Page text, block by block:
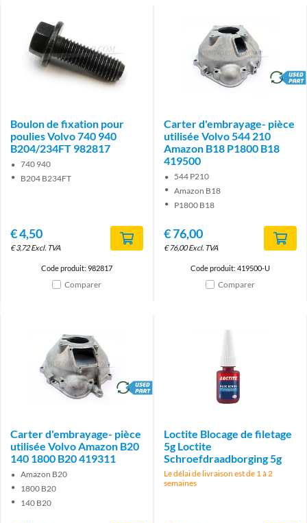
Boulon de fixation pour
poulies Volvo 740 940
B204/234FT 982817
740 940
B204 B234FT
€4,50
€3,72 Excl. TVA
Code produit: 982817
Comparer
brand
Carter d'embrayage- pièce
utilisée Volvo 544 210
Amazon B18 P1800 B18
419500
544 P210
Amazon B18
P1800 B18
€76,00
€76,00 Excl. TVA
Code produit: 419500-U
Comparer
brand
Carter d'embrayage- pièce
utilisée Volvo Amazon B20
140 1800 B20 419311
Amazon B20
1800 B20
140 B20
Loctite Blocage de filetage
5g Loctite
Schroefdraadborging 5g
Le délai de livraison est de 1 à 2
semaines